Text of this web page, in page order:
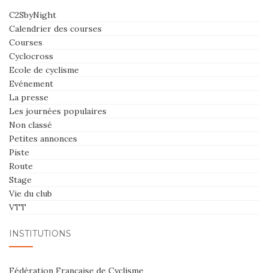
C2SbyNight
Calendrier des courses
Courses
Cyclocross
Ecole de cyclisme
Evénement
La presse
Les journées populaires
Non classé
Petites annonces
Piste
Route
Stage
Vie du club
VTT
INSTITUTIONS
Fédération Française de Cyclisme